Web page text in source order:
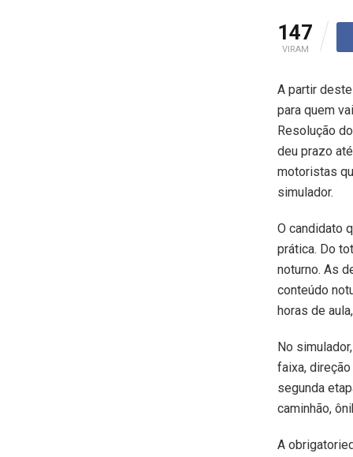
147
VIRAM
A partir
para quem
Resolução
deu prazo
motoristas
simulador.
O candidato
prática. Do
noturno. As
conteúdo
horas de
No
faixa, direção
segunda
caminhão,
A